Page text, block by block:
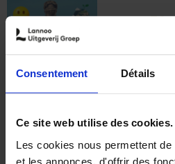
Consentement Détails
Ce site web utilise des cookies.
Les cookies nous permettent
et les annonces, d'offrir des
€37,50
Building